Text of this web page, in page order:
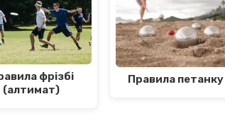
фрізбі
(алтимат)
Правила петанку